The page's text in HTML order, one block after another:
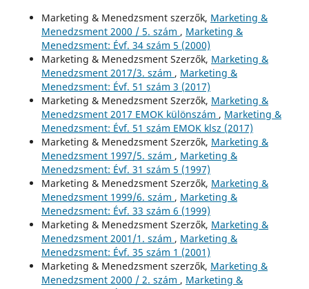
Marketing & Menedzsment szerzők, Marketing &
Menedzsment 2000 / 5. szám , Marketing &
Menedzsment: Évf. 34 szám 5 (2000)
Marketing & Menedzsment Szerzők, Marketing &
Menedzsment 2017/3. szám , Marketing &
Menedzsment: Évf. 51 szám 3 (2017)
Marketing & Menedzsment Szerzők, Marketing &
Menedzsment 2017 EMOK különszám , Marketing &
Menedzsment: Évf. 51 szám EMOK klsz (2017)
Marketing & Menedzsment Szerzők, Marketing &
Menedzsment 1997/5. szám , Marketing &
Menedzsment: Évf. 31 szám 5 (1997)
Marketing & Menedzsment Szerzők, Marketing &
Menedzsment 1999/6. szám , Marketing &
Menedzsment: Évf. 33 szám 6 (1999)
Marketing & Menedzsment Szerzők, Marketing &
Menedzsment 2001/1. szám , Marketing &
Menedzsment: Évf. 35 szám 1 (2001)
Marketing & Menedzsment szerzők, Marketing &
Menedzsment 2000 / 2. szám , Marketing &